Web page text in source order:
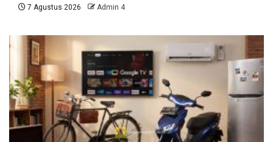
7 Agustus 2026 Admin 4